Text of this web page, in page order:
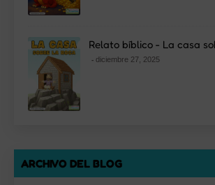
Relato bíblico - La casa
diciembre 27, 2025
ARCHIVO DEL BLOG